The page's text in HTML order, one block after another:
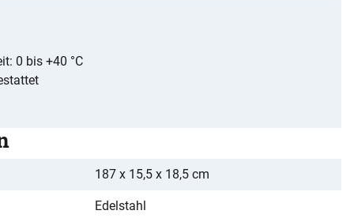
0 bis +40 °C
187 x 15,5 x 18,5 cm
Edelstahl